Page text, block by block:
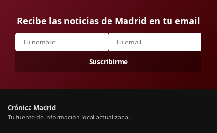
Recibe las noticias de Madrid en tu email
Suscribirme
Crónica Madrid
Tu fuente de información local actualizada.